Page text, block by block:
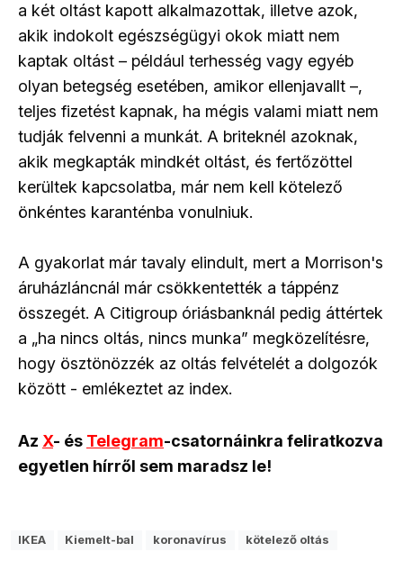
a két oltást kapott alkalmazottak, illetve azok,
akik indokolt egészségügyi okok miatt nem
kaptak oltást – például terhesség vagy egyéb
olyan betegség esetében, amikor ellenjavallt –,
teljes fizetést kapnak, ha mégis valami miatt nem
tudják felvenni a munkát. A briteknél azoknak,
akik megkapták mindkét oltást, és fertőzöttel
kerültek kapcsolatba, már nem kell kötelező
önkéntes karanténba vonulniuk.
A gyakorlat már tavaly elindult, mert a Morrison's
áruházláncnál már csökkentették a táppénz
összegét. A Citigroup óriásbanknál pedig áttértek
a „ha nincs oltás, nincs munka” megközelítésre,
hogy ösztönözzék az oltás felvételét a dolgozók
között - emlékeztet az index.
Az X- és Telegram-csatornáinkra feliratkozva
egyetlen hírről sem maradsz le!
IKEA Kiemelt-bal koronavírus kötelező oltás